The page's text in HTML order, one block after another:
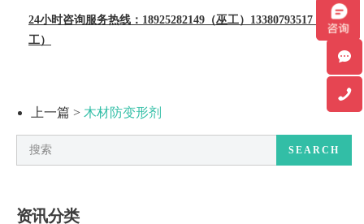
24小时咨询服务热线： 18925282149（巫工） 13380793517（黄
工）
上一篇 > 木材防变形剂
SEARCH
资讯分类